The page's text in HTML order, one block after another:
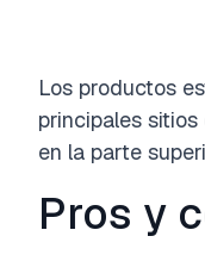
Los productos
principales
en la parte
Pros y